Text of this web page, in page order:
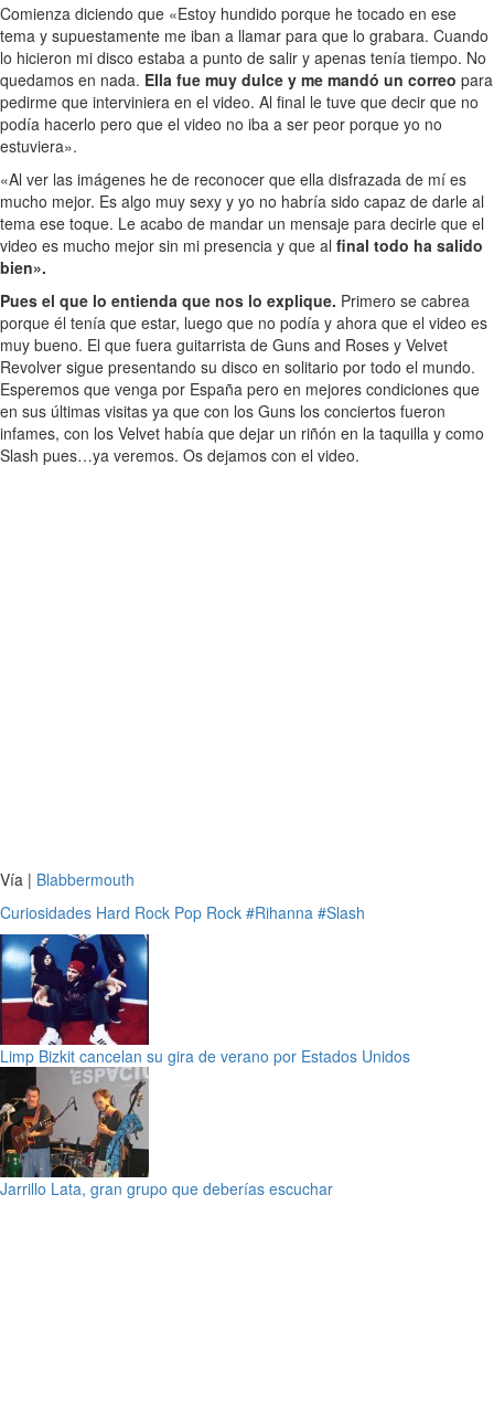
Comienza diciendo que «Estoy hundido porque he tocado en ese
tema y supuestamente me iban a llamar para que lo grabara. Cuando
lo hicieron mi disco estaba a punto de salir y apenas tenía tiempo. No
quedamos en nada. Ella fue muy dulce y me mandó un correo para
pedirme que interviniera en el video. Al final le tuve que decir que no
podía hacerlo pero que el video no iba a ser peor porque yo no
estuviera».
«Al ver las imágenes he de reconocer que ella disfrazada de mí es
mucho mejor. Es algo muy sexy y yo no habría sido capaz de darle al
tema ese toque. Le acabo de mandar un mensaje para decirle que el
video es mucho mejor sin mi presencia y que al final todo ha salido
bien».
Pues el que lo entienda que nos lo explique. Primero se cabrea
porque él tenía que estar, luego que no podía y ahora que el video es
muy bueno. El que fuera guitarrista de Guns and Roses y Velvet
Revolver sigue presentando su disco en solitario por todo el mundo.
Esperemos que venga por España pero en mejores condiciones que
en sus últimas visitas ya que con los Guns los conciertos fueron
infames, con los Velvet había que dejar un riñón en la taquilla y como
Slash pues…ya veremos. Os dejamos con el video.
Vía | Blabbermouth
Curiosidades Hard Rock Pop Rock #Rihanna #Slash
Limp Bizkit cancelan su gira de verano por Estados Unidos
Jarrillo Lata, gran grupo que deberías escuchar